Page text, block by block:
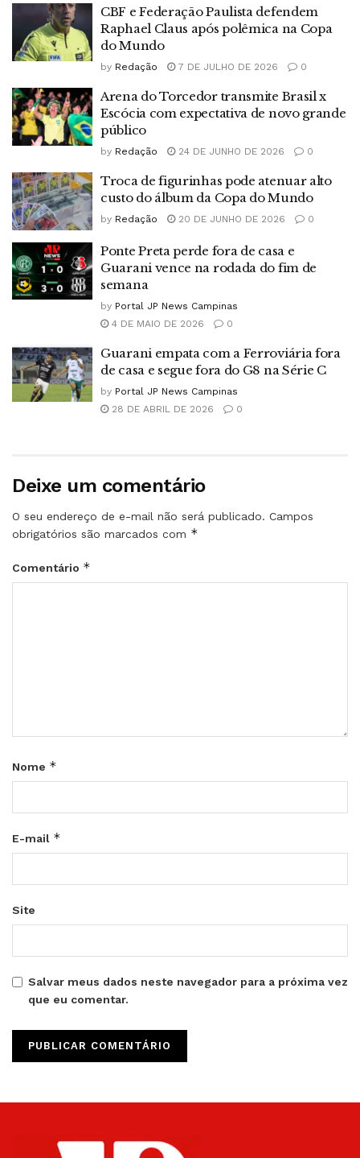
CBF e Federação Paulista defendem
Raphael Claus após polêmica na Copa
do Mundo
by Redação 7 DE JULHO DE 2026 0
Arena do Torcedor transmite Brasil x
Escócia com expectativa de novo grande
público
by Redação 24 DE JUNHO DE 2026 0
Troca de figurinhas pode atenuar alto
custo do álbum da Copa do Mundo
by Redação 20 DE JUNHO DE 2026 0
Ponte Preta perde fora de casa e
Guarani vence na rodada do fim de
semana
by Portal JP News Campinas
4 DE MAIO DE 2026
0
Guarani empata com a Ferroviária fora
de casa e segue fora do G8 na Série C
by Portal JP News Campinas
28 DE ABRIL DE 2026
0
Deixe um comentário
O seu endereço de e-mail não será publicado. Campos
obrigatórios são marcados com *
Comentário *
Nome *
E-mail *
Site
Salvar meus dados neste navegador para a próxima vez
que eu comentar.